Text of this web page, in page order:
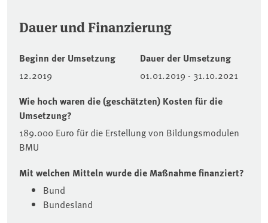
Dauer und Finanzierung
Beginn der Umsetzung
12.2019
Dauer der Umsetzung
01.01.2019 - 31.10.2021
Wie hoch waren die (geschätzten) Kosten für die
Umsetzung?
189.000 Euro für die Erstellung von Bildungsmodulen
BMU
Mit welchen Mitteln wurde die Maßnahme finanziert?
Bund
Bundesland